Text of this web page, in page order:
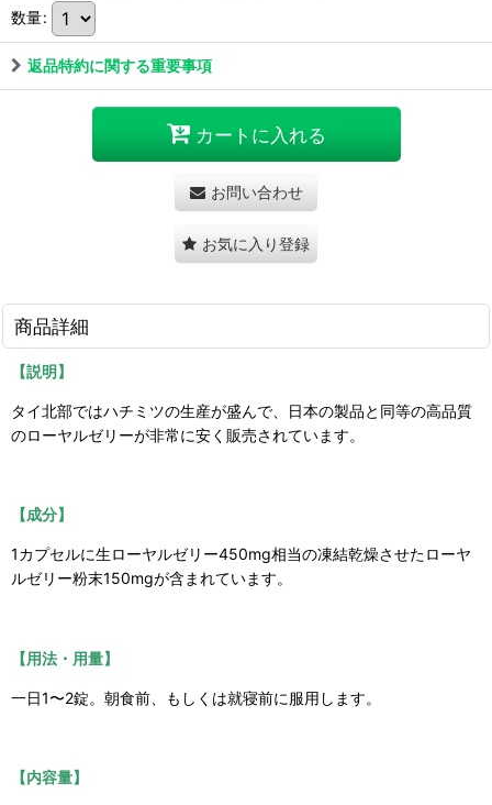
数量:
返品特約に関する重要事項
カートに入れる
お問い合わせ
お気に入り登録
商品詳細
【説明】
タイ北部ではハチミツの生産が盛んで、日本の製品と同等の高品質
のローヤルゼリーが非常に安く販売されています。
【成分】
1カプセルに生ローヤルゼリー450mg相当の凍結乾燥させたローヤ
ルゼリー粉末150mgが含まれています。
【用法・用量】
一日1〜2錠。朝食前、もしくは就寝前に服用します。
【内容量】